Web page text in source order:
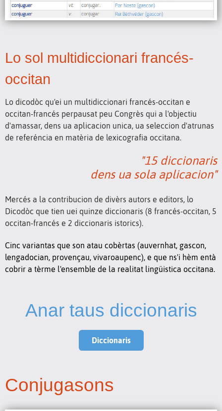
Lo sol multidiccionari francés-
occitan
Lo dicodòc qu'ei un multidiccionari francés-occitan e
occitan-francés perpausat peu Congrès qui a l'objectiu
d'amassar, dens ua aplicacion unica, ua seleccion d'atrunas
de referéncia en matèria de lexicografia occitana.
"15 diccionaris
dens ua sola aplicacion"
Mercés a la contribucion de divèrs autors e editors, lo
Dicodòc que tien uei quinze diccionaris (8 francés-occitan, 5
occitan-francés e 2 diccionaris istorics).
Cinc variantas que son atau cobèrtas (auvernhat, gascon,
lengadocian, provençau, vivaroaupenc), e que ns'i hèm entà
cobrir a tèrme l'ensemble de la realitat lingüistica occitana.
Anar taus diccionaris
Diccionaris
Conjugasons